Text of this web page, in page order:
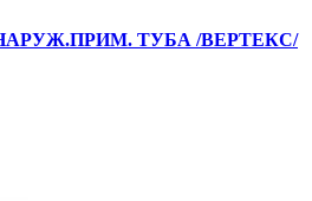
ТУБА /ВЕРТЕКС/